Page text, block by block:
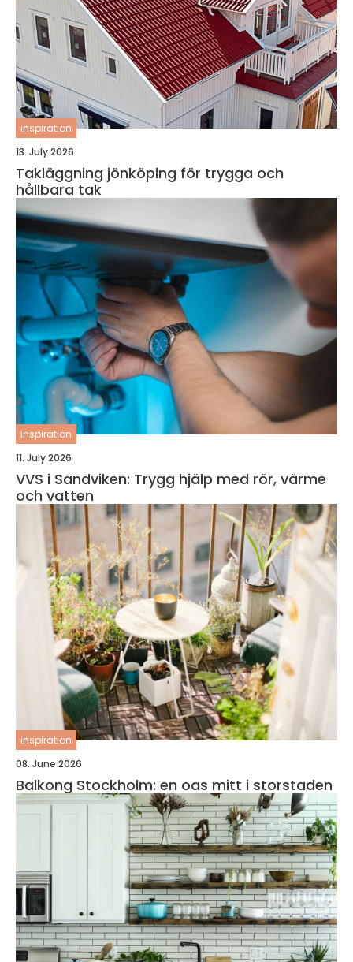
inspiration
13. July 2026
Takläggning jönköping för trygga och
hållbara tak
inspiration
11. July 2026
VVS i Sandviken: Trygg hjälp med rör, värme
och vatten
inspiration
08. June 2026
Balkong Stockholm: en oas mitt i storstaden